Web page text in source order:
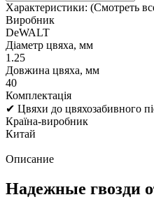
Характеристики: (Смотреть
Виробник
DeWALT
Діаметр цвяха, мм
1.25
Довжина цвяха, мм
40
Комплектація
✔ Цвяхи до цвяхозабивного
Країна-виробник
Китай
Описание
Надежные гвозди